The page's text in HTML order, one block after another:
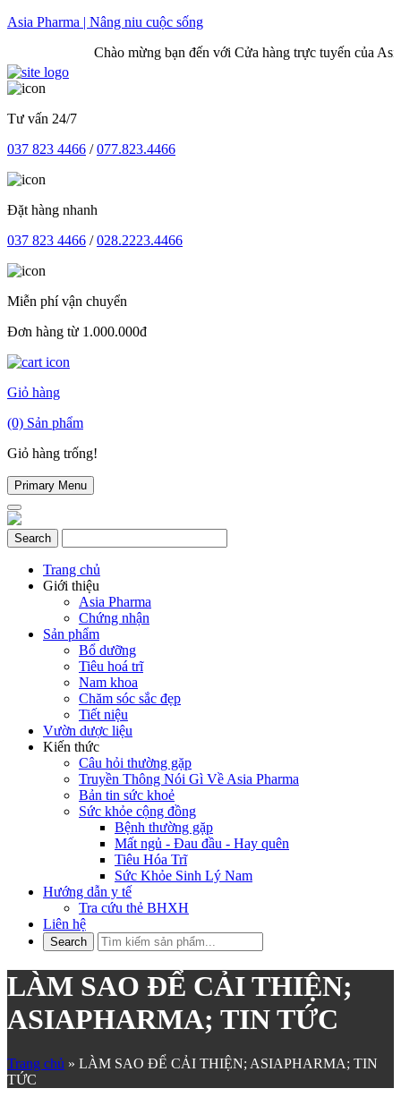
Skip
Asia Pharma | Nâng niu cuộc sống
Chào mừng bạn đến với Cửa hàng trực tuyến của Asia
Tư vấn 24/7
037 823 4466 /077.823.4466
Đặt hàng nhanh
037 823 4466 /028.2223.4466
Miễn phí vận chuyển
Đơn hàng từ 1.000.000đ
Giỏ hàng
(0) Sản phẩm
Giỏ hàng trống!
Primary Menu
Trang chủ
Giới thiệu
Asia Pharma
Chứng nhận
Sản phẩm
Bổ dưỡng
Tiêu hoá trĩ
Nam khoa
Chăm sóc sắc đẹp
Tiết niệu
Vườn dược liệu
Kiến thức
Câu hỏi thường gặp
Truyền Thông Nói Gì Về Asia Pharma
Bản tin sức khoẻ
Sức khỏe cộng đồng
Bệnh thường gặp
Mất ngủ - Đau đầu - Hay quên
Tiêu Hóa Trĩ
Sức Khỏe Sinh Lý Nam
Hướng dẫn y tế
Tra cứu thẻ BHXH
Liên hệ
LÀM SAO ĐỂ CẢI THIỆN;
ASIAPHARMA; TIN TỨC
Trang chủ » LÀM SAO ĐỂ CẢI THIỆN; ASIAPHARMA; TIN
TỨC